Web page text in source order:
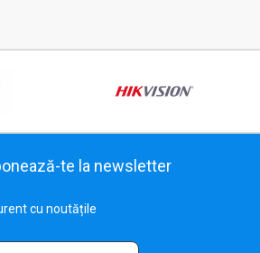
te la newsletter
cu noutățile